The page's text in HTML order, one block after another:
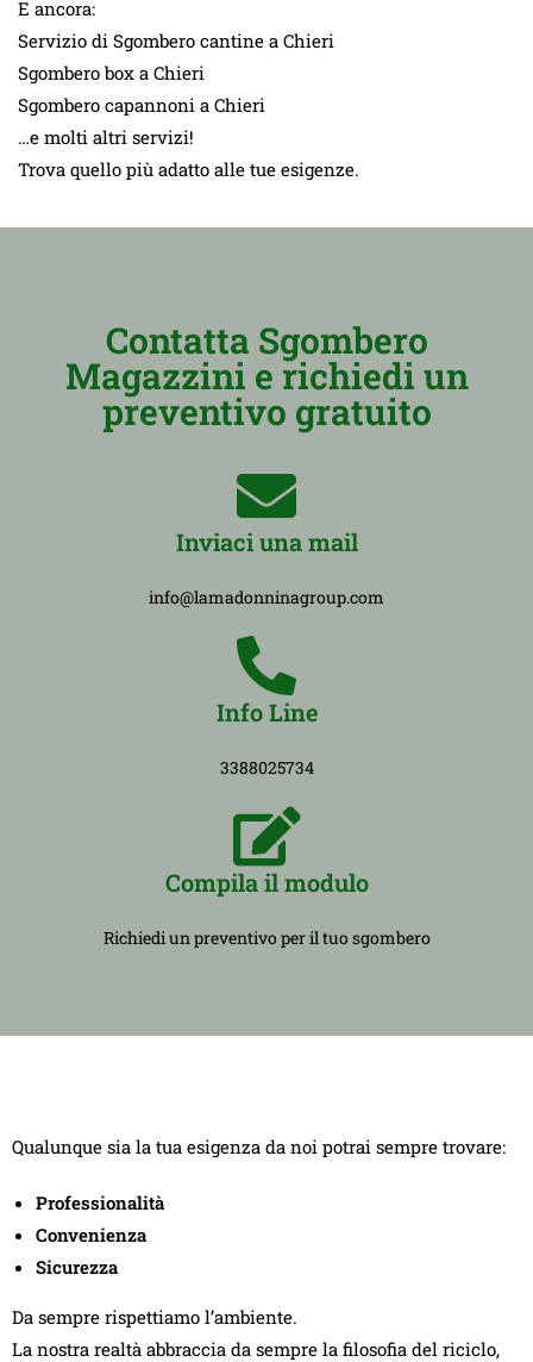
E ancora:
Servizio di Sgombero cantine a Chieri
Sgombero box a Chieri
Sgombero capannoni a Chieri
…e molti altri servizi!
Trova quello più adatto alle tue esigenze.
Contatta Sgombero
Magazzini e richiedi un
preventivo gratuito
Inviaci una mail
info@lamadonninagroup.com
Info Line
3388025734
Compila il modulo
Richiedi un preventivo per il tuo sgombero
Qualunque sia la tua esigenza da noi potrai sempre trovare:
Professionalità
Convenienza
Sicurezza
Da sempre rispettiamo l’ambiente.
La nostra realtà abbraccia da sempre la filosofia del riciclo,